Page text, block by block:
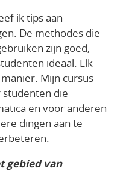
ik tips aan
De methodes die
zijn goed,
ideaal. Elk
Mijn cursus
die
en voor anderen
dingen aan te
gebied van